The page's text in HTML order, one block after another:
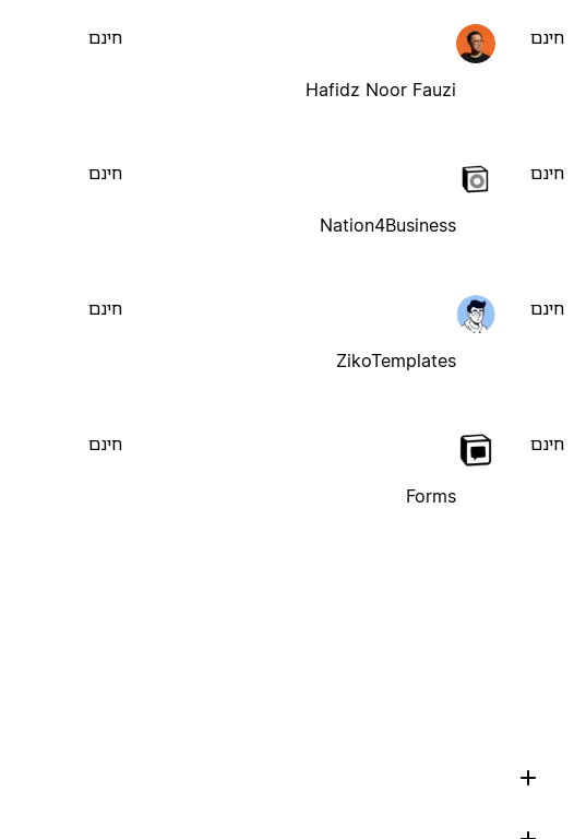
חינם
Hafidz Noor Fauzi
חינם
חינם
Nation4Business
חינם
חינם
ZikoTemplates
חינם
חינם
Forms
חינם